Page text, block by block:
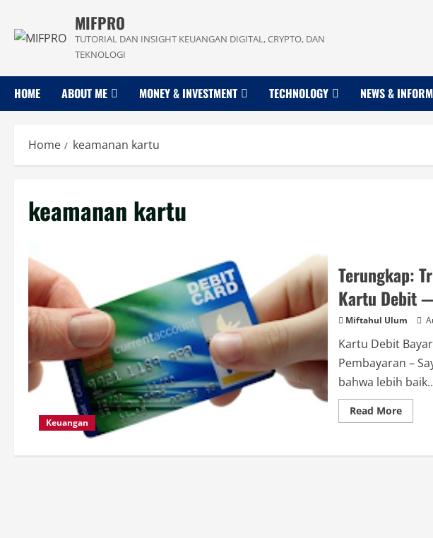
content
MIFPRO
TUTORIAL DAN INSIGHT KEUANGAN DIGITAL, CRYPTO, DAN
TEKNOLOGI
HOME ABOUT ME MONEY & INVESTMENT TECHNOLOGY NEWS &
Home keamanan kartu
keamanan kartu
Keuangan
Terungkap:
Kartu Debit
Miftahul Ulum
Kartu Debit
Pembayaran –
bahwa lebih
Read MoreRead
more
Bayar